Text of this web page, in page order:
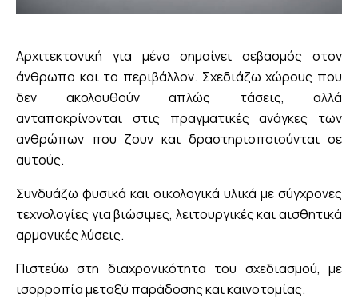
Αρχιτεκτονική για μένα σημαίνει σεβασμός στον
άνθρωπο και το περιβάλλον. Σχεδιάζω χώρους που
δεν ακολουθούν απλώς τάσεις, αλλά
ανταποκρίνονται στις πραγματικές ανάγκες των
ανθρώπων που ζουν και δραστηριοποιούνται σε
αυτούς.
Συνδυάζω φυσικά και οικολογικά υλικά με σύγχρονες
τεχνολογίες για βιώσιμες, λειτουργικές και αισθητικά
αρμονικές λύσεις.
Πιστεύω στη διαχρονικότητα του σχεδιασμού, με
ισορροπία μεταξύ παράδοσης και καινοτομίας.